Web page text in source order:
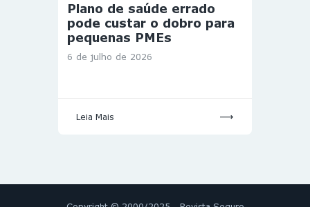
MULHERES
GESTORAS
HOMEST
Plano de saúde errado
pode custar o dobro para
pequenas PMEs
6 de julho de 2026
Leia Mais